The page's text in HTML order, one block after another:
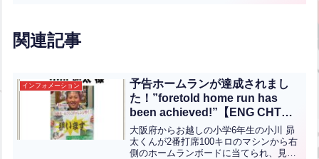
関連記事
インフォメーション
予告ホームランが達成されまし
た！”foretold home run has
been achieved!”【ENG CHT
KOR JPN】
大阪府からお越しの小学6年生の小川 昴
太くんが2番打席100キロのマシンから右
側のホームランボードに当てられ、見事